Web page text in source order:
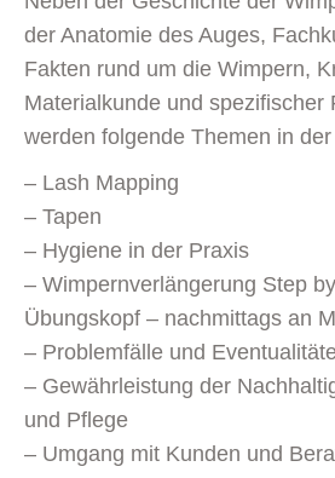
der Anatomie des Auges,
Fakten rund um die Wimpern,
Materialkunde und spezifischer
werden folgende Themen in
– Lash Mapping
– Tapen
– Hygiene in der Praxis
– Wimpernverlängerung Step
Übungskopf – nachmittags an
– Problemfälle und
– Gewährleistung der
und Pflege
– Umgang mit Kunden und